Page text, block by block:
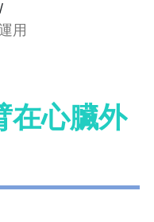
/
用
在心臟外